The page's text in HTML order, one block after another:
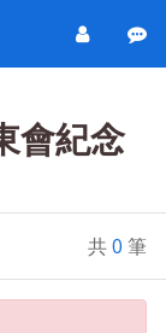
會紀念
共0 筆